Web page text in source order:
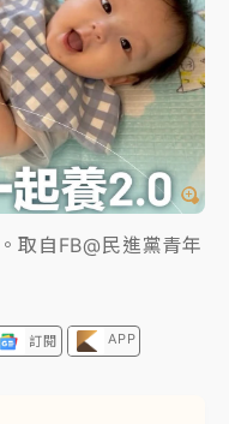
辜仲諒向法院聲請遭
上預約開賣一度塞車
抗告成功 今重開羈
轟3天 「紅到發紫」降
取自FB@民進黨青年
訂閱 APP